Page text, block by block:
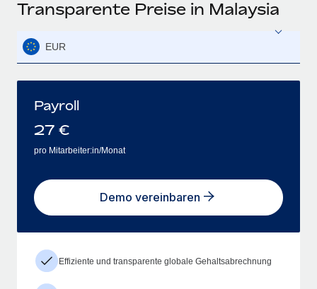
Transparente Preise in Malaysia
EUR
Payroll
27 €
pro Mitarbeiter:in/Monat
Demo vereinbaren
Effiziente und transparente globale Gehaltsabrechnung